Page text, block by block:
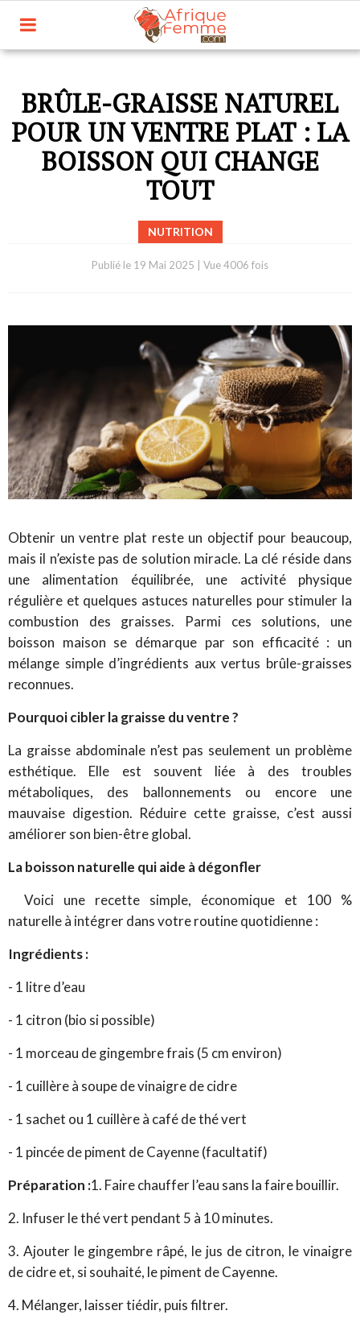
BRÛLE-GRAISSE NATUREL
POUR UN VENTRE PLAT : LA
BOISSON QUI CHANGE
TOUT
NUTRITION
Publié le 19 Mai 2025 Vue 4006 fois
Obtenir un ventre plat reste un objectif pour beaucoup,
mais il n’existe pas de solution miracle. La clé réside dans
une alimentation équilibrée, une activité physique
régulière et quelques astuces naturelles pour stimuler la
combustion des graisses. Parmi ces solutions, une
boisson maison se démarque par son efficacité : un
mélange simple d’ingrédients aux vertus brûle-graisses
reconnues.
Pourquoi cibler la graisse du ventre ?
La graisse abdominale n’est pas seulement un problème
esthétique. Elle est souvent liée à des troubles
métaboliques, des ballonnements ou encore une
mauvaise digestion. Réduire cette graisse, c’est aussi
améliorer son bien-être global.
La boisson naturelle qui aide à dégonfler
Voici une recette simple, économique et 100 %
naturelle à intégrer dans votre routine quotidienne :
Ingrédients :
- 1 litre d’eau
- 1 citron (bio si possible)
- 1 morceau de gingembre frais (5 cm environ)
- 1 cuillère à soupe de vinaigre de cidre
- 1 sachet ou 1 cuillère à café de thé vert
- 1 pincée de piment de Cayenne (facultatif)
Préparation :1. Faire chauffer l’eau sans la faire bouillir.
2. Infuser le thé vert pendant 5 à 10 minutes.
3. Ajouter le gingembre râpé, le jus de citron, le vinaigre
de cidre et, si souhaité, le piment de Cayenne.
4. Mélanger, laisser tiédir, puis filtrer.